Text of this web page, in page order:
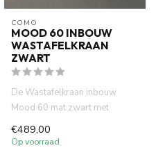
COMO
MOOD 60 INBOUW
WASTAFELKRAAN
ZWART
De Wastafelkraan inbouw
Mood 60 mat zwart met
gemaakt ...
€489,00
Op voorraad